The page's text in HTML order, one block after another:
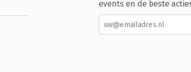
events en de beste